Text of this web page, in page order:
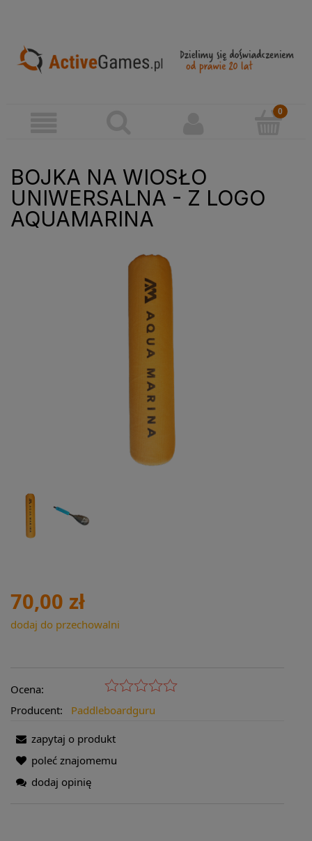
BOJKA NA WIOSŁO
UNIWERSALNA - Z LOGO
AQUAMARINA
70,00 zł
dodaj do przechowalni
Ocena:
Producent:
Paddleboardguru
zapytaj o produkt
poleć znajomemu
dodaj opinię